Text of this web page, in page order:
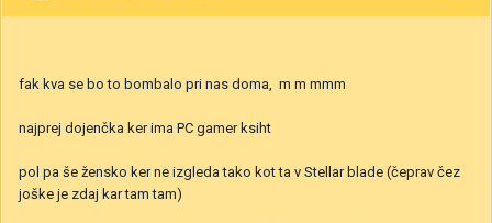
fak kva se bo to bombalo pri nas doma, m m mmm
najprej dojenčka ker ima PC gamer ksiht
pol pa še žensko ker ne izgleda tako kot ta v Stellar blade (čeprav čez
joške je zdaj kar tam tam)